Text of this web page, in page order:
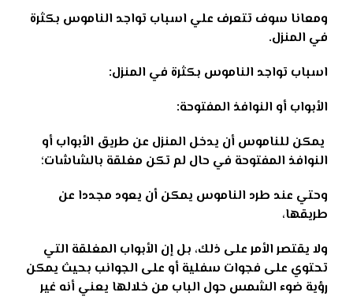
ومعانا سوف تتعرف علي اسباب تواجد الناموس بكثرة
في المنزل.
اسباب تواجد الناموس بكثرة في المنزل:
الأبواب أو النوافذ المفتوحة:
يمكن للناموس أن يدخل المنزل عن طريق الأبواب أو
النوافذ المفتوحة في حال لم تكن مغلقة بالشاشات؛
وحتي عند طرد الناموس يمكن أن يعود مجددا عن
طريقها،
ولا يقتصر الأمر على ذلك، بل إن الأبواب المغلقة التي
تحتوي على فجوات سفلية أو على الجوانب بحيث يمكن
رؤية ضوء الشمس حول الباب من خلالها يعني أنه غير